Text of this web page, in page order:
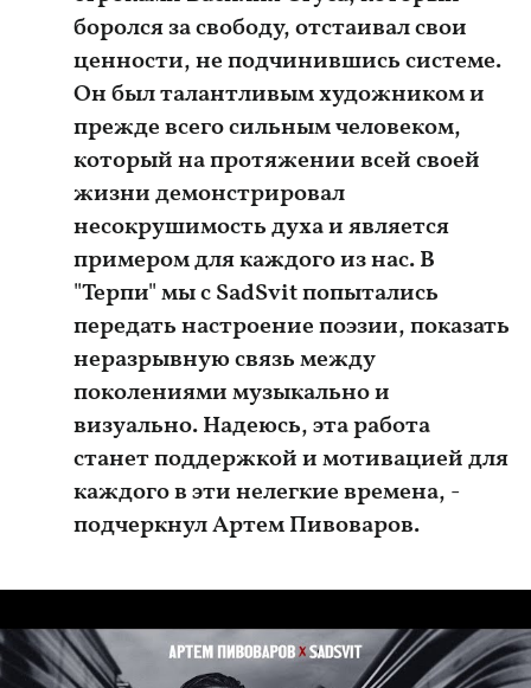
боролся за свободу, отстаивал свои
ценности, не подчинившись системе.
Он был талантливым художником и
прежде всего сильным человеком,
который на протяжении всей своей
жизни демонстрировал
несокрушимость духа и является
примером для каждого из нас. В
"Терпи" мы с SadSvit попытались
передать настроение поэзии, показать
неразрывную связь между
поколениями музыкально и
визуально. Надеюсь, эта работа
станет поддержкой и мотивацией для
каждого в эти нелегкие времена, -
подчеркнул Артем Пивоваров.